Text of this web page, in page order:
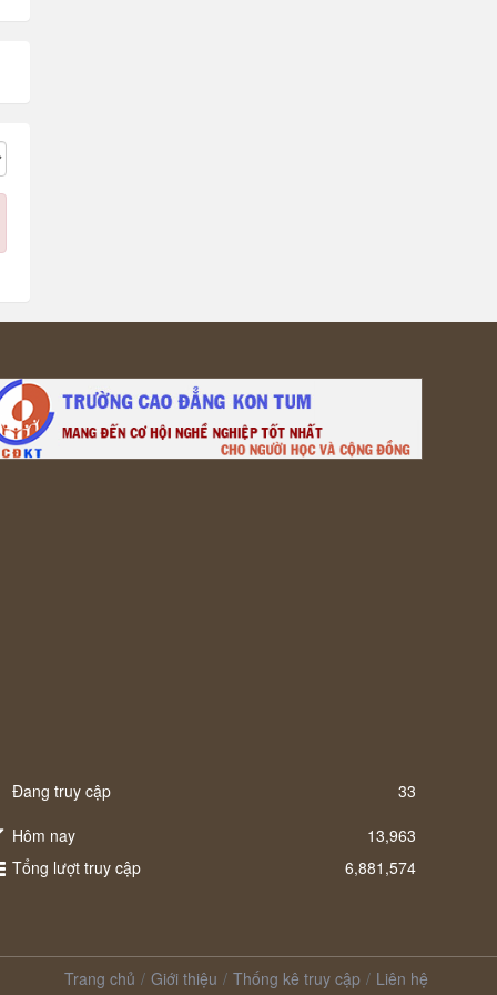
Đang truy cập
33
Hôm nay
13,963
Tổng lượt truy cập
6,881,574
Trang chủ Giới thiệu Thống kê truy cập Liên hệ